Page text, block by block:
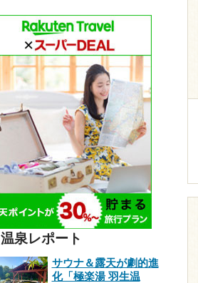
温泉レポート
サウナ＆露天が劇的進
化「極楽湯 羽生温